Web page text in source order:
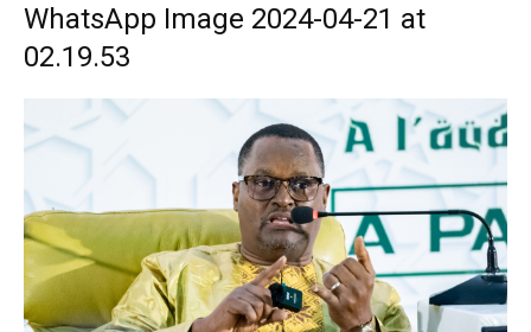
WhatsApp Image 2024-04-21 at
02.19.53